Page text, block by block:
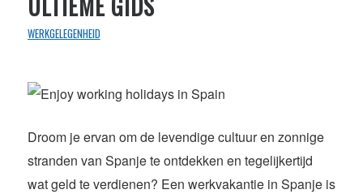
WERKGELEGENHEID
Droom je ervan om de levendige cultuur en zonnige
stranden van Spanje te ontdekken en tegelijkertijd
wat geld te verdienen? Een werkvakantie in Spanje is